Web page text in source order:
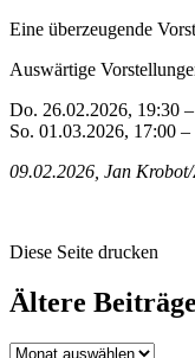
Eine überzeugende
Auswärtige
Do. 26.02.2026, 19:30
So. 01.03.2026, 17:00
09.02.2026, Jan
Diese Seite drucken
Ältere Beiträge